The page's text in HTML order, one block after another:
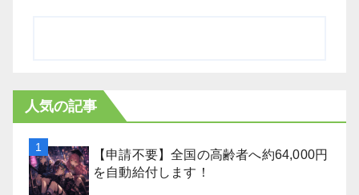
人気の記事
【申請不要】全国の高齢者へ約64,000円
を自動給付します！